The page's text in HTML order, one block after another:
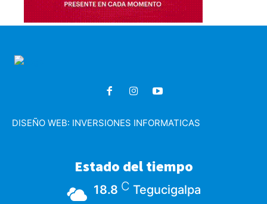
DISEÑO WEB: INVERSIONES INFORMATICAS
Estado del tiempo
18.8 C Tegucigalpa